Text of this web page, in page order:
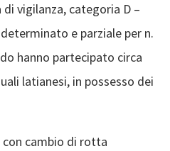
vigilanza, categoria D –
e parziale per n.
hanno partecipato circa
latianesi, in possesso dei
con cambio di rotta